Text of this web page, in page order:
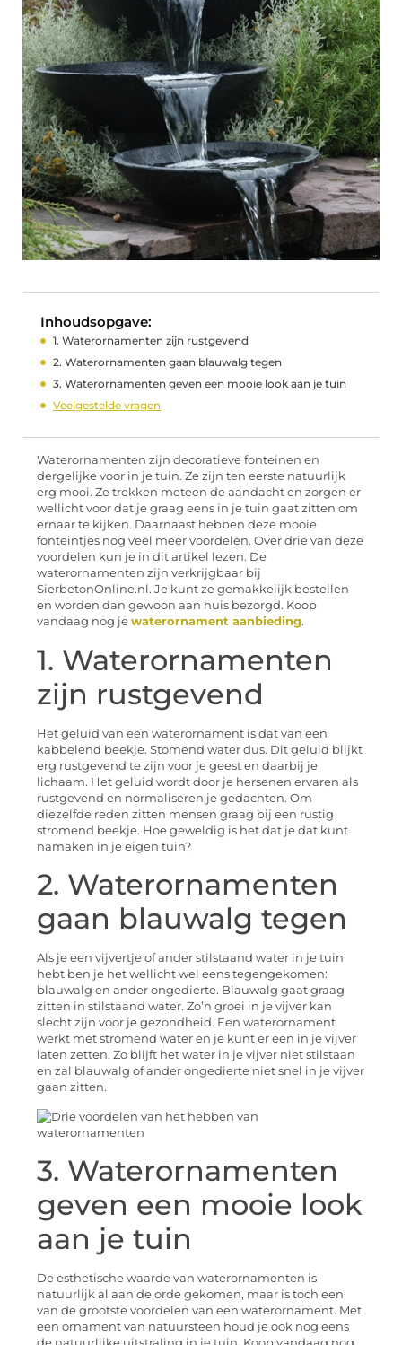
Inhoudsopgave:
1. Waterornamenten zijn rustgevend
2. Waterornamenten gaan blauwalg tegen
3. Waterornamenten geven een mooie look aan je tuin
Veelgestelde vragen
Waterornamenten zijn decoratieve fonteinen en
dergelijke voor in je tuin. Ze zijn ten eerste natuurlijk
erg mooi. Ze trekken meteen de aandacht en zorgen er
wellicht voor dat je graag eens in je tuin gaat zitten om
ernaar te kijken. Daarnaast hebben deze mooie
fonteintjes nog veel meer voordelen. Over drie van deze
voordelen kun je in dit artikel lezen. De
waterornamenten zijn verkrijgbaar bij
SierbetonOnline.nl. Je kunt ze gemakkelijk bestellen
en worden dan gewoon aan huis bezorgd. Koop
vandaag nog je waterornament aanbieding.
1. Waterornamenten
zijn rustgevend
Het geluid van een waterornament is dat van een
kabbelend beekje. Stomend water dus. Dit geluid blijkt
erg rustgevend te zijn voor je geest en daarbij je
lichaam. Het geluid wordt door je hersenen ervaren als
rustgevend en normaliseren je gedachten. Om
diezelfde reden zitten mensen graag bij een rustig
stromend beekje. Hoe geweldig is het dat je dat kunt
namaken in je eigen tuin?
2. Waterornamenten
gaan blauwalg tegen
Als je een vijvertje of ander stilstaand water in je tuin
hebt ben je het wellicht wel eens tegengekomen:
blauwalg en ander ongedierte. Blauwalg gaat graag
zitten in stilstaand water. Zo’n groei in je vijver kan
slecht zijn voor je gezondheid. Een waterornament
werkt met stromend water en je kunt er een in je vijver
laten zetten. Zo blijft het water in je vijver niet stilstaan
en zal blauwalg of ander ongedierte niet snel in je vijver
gaan zitten.
3. Waterornamenten
geven een mooie look
aan je tuin
De esthetische waarde van waterornamenten is
natuurlijk al aan de orde gekomen, maar is toch een
van de grootste voordelen van een waterornament. Met
een ornament van natuursteen houd je ook nog eens